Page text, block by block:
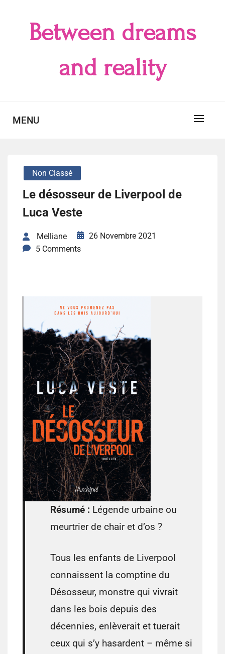
Between dreams
and reality
MENU
Non Classé
Le désosseur de Liverpool de
Luca Veste
Melliane
26 Novembre 2021
5 Comments
Résumé : Légende urbaine ou
meurtrier de chair et d’os ?
Tous les enfants de Liverpool
connaissent la comptine du
Désosseur, monstre qui vivrait
dans les bois depuis des
décennies, enlèverait et tuerait
ceux qui s’y hasardent – même si